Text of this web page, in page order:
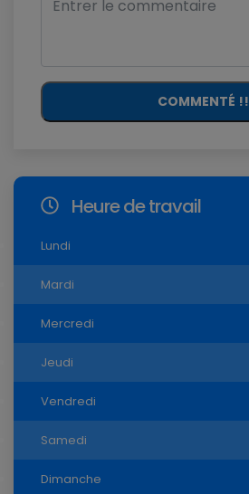
COMMENTÉ !!
Heure de travail
Lundi
Mardi
Mercredi
Jeudi
Vendredi
Samedi
Dimanche